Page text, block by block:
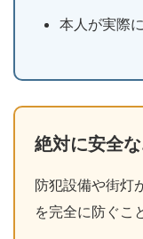
本人が実際
絶対に安全
防犯設備や街灯
を完全に防ぐこ